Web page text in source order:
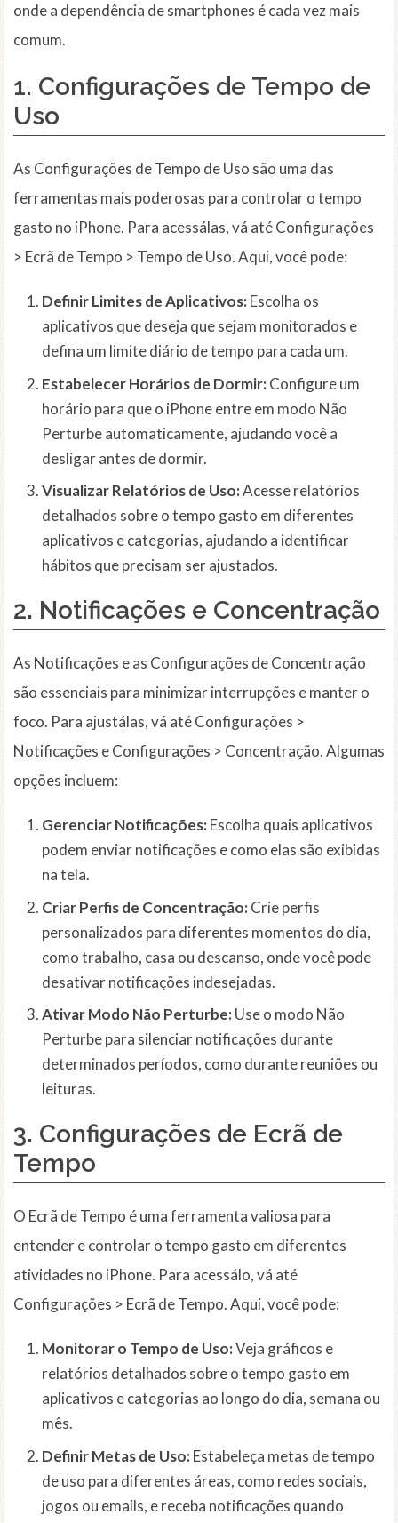
onde a dependência de smartphones é cada vez mais
comum.
1. Configurações de Tempo de
Uso
As Configurações de Tempo de Uso são uma das
ferramentas mais poderosas para controlar o tempo
gasto no iPhone. Para acessálas, vá até Configurações
> Ecrã de Tempo > Tempo de Uso. Aqui, você pode:
Definir Limites de Aplicativos:Escolha os
aplicativos que deseja que sejam monitorados e
defina um limite diário de tempo para cada um.
Estabelecer Horários de Dormir:Configure um
horário para que o iPhone entre em modo Não
Perturbe automaticamente, ajudando você a
desligar antes de dormir.
Visualizar Relatórios de Uso:Acesse relatórios
detalhados sobre o tempo gasto em diferentes
aplicativos e categorias, ajudando a identificar
hábitos que precisam ser ajustados.
2. Notificações e Concentração
As Notificações e as Configurações de Concentração
são essenciais para minimizar interrupções e manter o
foco. Para ajustálas, vá até Configurações >
Notificações e Configurações > Concentração. Algumas
opções incluem:
Gerenciar Notificações:Escolha quais aplicativos
podem enviar notificações e como elas são exibidas
na tela.
Criar Perfis de Concentração:Crie perfis
personalizados para diferentes momentos do dia,
como trabalho, casa ou descanso, onde você pode
desativar notificações indesejadas.
Ativar Modo Não Perturbe:Use o modo Não
Perturbe para silenciar notificações durante
determinados períodos, como durante reuniões ou
leituras.
3. Configurações de Ecrã de
Tempo
O Ecrã de Tempo é uma ferramenta valiosa para
entender e controlar o tempo gasto em diferentes
atividades no iPhone. Para acessálo, vá até
Configurações > Ecrã de Tempo. Aqui, você pode:
Monitorar o Tempo de Uso:Veja gráficos e
relatórios detalhados sobre o tempo gasto em
aplicativos e categorias ao longo do dia, semana ou
mês.
Definir Metas de Uso:Estabeleça metas de tempo
de uso para diferentes áreas, como redes sociais,
jogos ou emails, e receba notificações quando